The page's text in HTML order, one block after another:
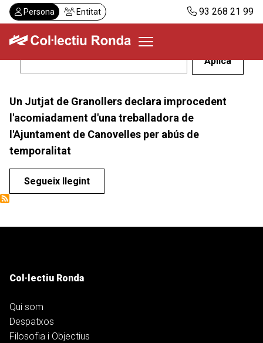
Vés
al
contingut
Persona Entitat 93 268 21 99
Serveis
Actualitat
Despatxos
Demanar visita
Abonaments
Un Jutjat de Granollers declara improcedent
l'acomiadament d'una treballadora de
l'Ajuntament de Canovelles per abús de
temporalitat
Segueix llegint
Col·lectiu Ronda
Qui som
Despatxos
Filosofia i Objectius